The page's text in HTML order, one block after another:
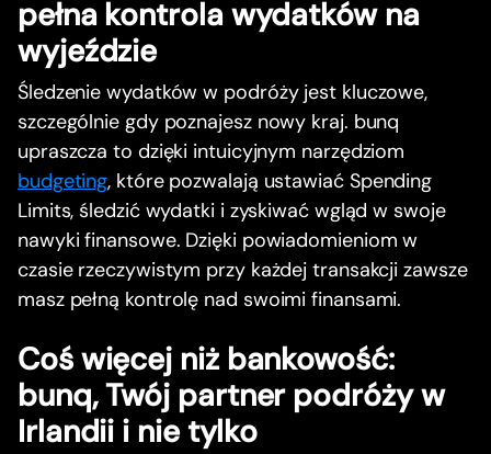
pełna kontrola wydatków na
wyjeździe
Śledzenie wydatków w podróży jest kluczowe,
szczególnie gdy poznajesz nowy kraj. bunq
upraszcza to dzięki intuicyjnym narzędziom
budgeting, które pozwalają ustawiać Spending
Limits, śledzić wydatki i zyskiwać wgląd w swoje
nawyki finansowe. Dzięki powiadomieniom w
czasie rzeczywistym przy każdej transakcji zawsze
masz pełną kontrolę nad swoimi finansami.
Coś więcej niż bankowość:
bunq, Twój partner podróży w
Irlandii i nie tylko